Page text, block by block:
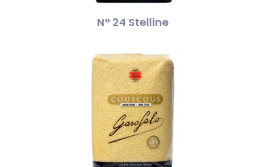
N° 24 Stelline